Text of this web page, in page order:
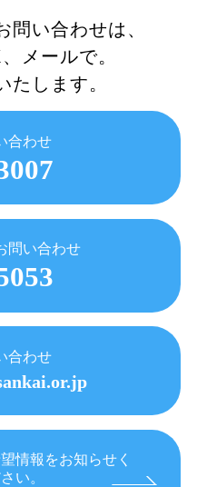
問い合わせは、
メールで。
たします。
合わせ
問い合わせ
合わせ
情報をお知らせく
い。